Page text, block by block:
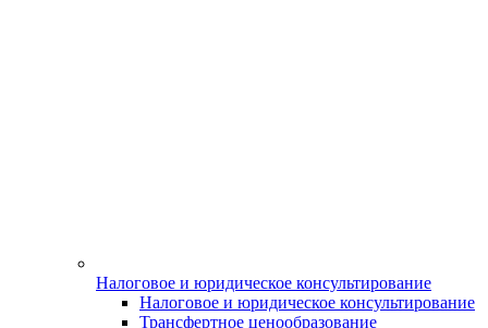
Налоговое и юридическое консультирование
Налоговое и юридическое консультирование
Трансфертное ценообразование